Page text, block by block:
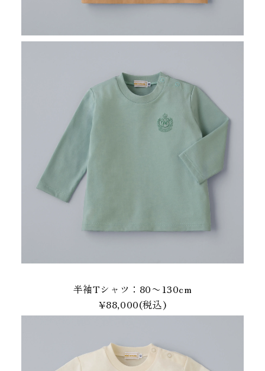
半袖Tシャツ：80〜130cm
¥88,000(税込)